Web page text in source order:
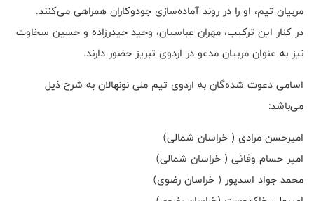
مربیان تیم، او را در روند آماده‌سازی جودوکاران همراهی می‌کنند.
در کنار این ترکیب، مهران عباسیان، وحید حیدرزاده و حسین سخاوت
نیز به عنوان مربیان مدعو در اردوی تبریز حضور دارند.
اسامی دعوت شده‌گان به اردوی تیم ملی نونهالان به شرح ذیل
می‌باشد:
امیرحسن مرادی ( خراسان شمالی)
امیر حسام وفائی ( خراسان شمالی)
محمد جواد اسدپور ( خراسان رضوی)